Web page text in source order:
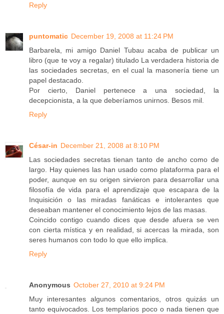
Reply
puntomatic December 19, 2008 at 11:24 PM
Barbarela, mi amigo Daniel Tubau acaba de publicar un
libro (que te voy a regalar) titulado La verdadera historia de
las sociedades secretas, en el cual la masonería tiene un
papel destacado.
Por cierto, Daniel pertenece a una sociedad, la
decepcionista, a la que deberíamos unirnos. Besos mil.
Reply
César-in December 21, 2008 at 8:10 PM
Las sociedades secretas tienan tanto de ancho como de
largo. Hay quienes las han usado como plataforma para el
poder, aunque en su origen sirvieron para desarrollar una
filosofía de vida para el aprendizaje que escapara de la
Inquisición o las miradas fanáticas e intolerantes que
deseaban mantener el conocimiento lejos de las masas.
Coincido contigo cuando dices que desde afuera se ven
con cierta mística y en realidad, si acercas la mirada, son
seres humanos con todo lo que ello implica.
Reply
Anonymous October 27, 2010 at 9:24 PM
Muy interesantes algunos comentarios, otros quizás un
tanto equivocados. Los templarios poco o nada tienen que